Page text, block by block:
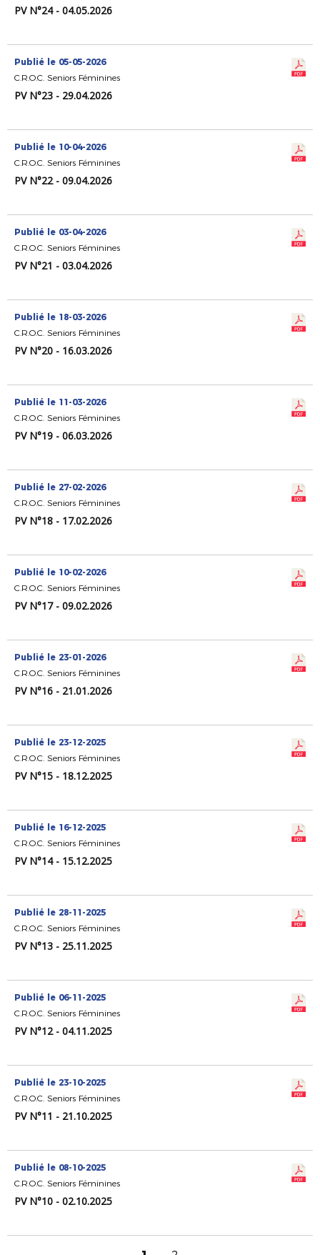
PV N°24 - 04.05.2026
Publié le 05-05-2026
C.R.O.C. Seniors Féminines
PV N°23 - 29.04.2026
Publié le 10-04-2026
C.R.O.C. Seniors Féminines
PV N°22 - 09.04.2026
Publié le 03-04-2026
C.R.O.C. Seniors Féminines
PV N°21 - 03.04.2026
Publié le 18-03-2026
C.R.O.C. Seniors Féminines
PV N°20 - 16.03.2026
Publié le 11-03-2026
C.R.O.C. Seniors Féminines
PV N°19 - 06.03.2026
Publié le 27-02-2026
C.R.O.C. Seniors Féminines
PV N°18 - 17.02.2026
Publié le 10-02-2026
C.R.O.C. Seniors Féminines
PV N°17 - 09.02.2026
Publié le 23-01-2026
C.R.O.C. Seniors Féminines
PV N°16 - 21.01.2026
Publié le 23-12-2025
C.R.O.C. Seniors Féminines
PV N°15 - 18.12.2025
Publié le 16-12-2025
C.R.O.C. Seniors Féminines
PV N°14 - 15.12.2025
Publié le 28-11-2025
C.R.O.C. Seniors Féminines
PV N°13 - 25.11.2025
Publié le 06-11-2025
C.R.O.C. Seniors Féminines
PV N°12 - 04.11.2025
Publié le 23-10-2025
C.R.O.C. Seniors Féminines
PV N°11 - 21.10.2025
Publié le 08-10-2025
C.R.O.C. Seniors Féminines
PV N°10 - 02.10.2025